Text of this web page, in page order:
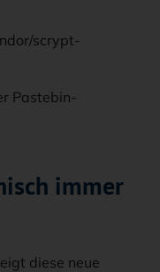
scrypt-
Pastebin-
immer
diese neue